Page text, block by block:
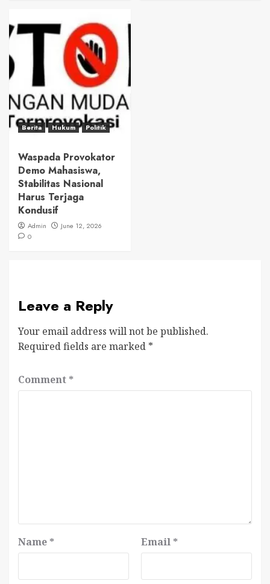
Berita Hukum Politik
Waspada Provokator
Demo Mahasiswa,
Stabilitas Nasional
Harus Terjaga
Kondusif
Admin
June 12, 2026
0
Leave a Reply
Your email address will not be published.
Required fields are marked *
Comment *
Name * Email *